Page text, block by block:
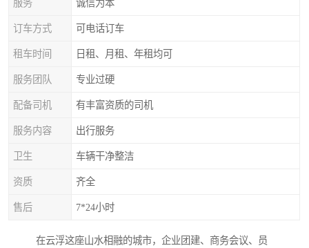
服务 诚信为本
订车方式 可电话订车
租车时间 日租、月租、年租均可
服务团队 专业过硬
配备司机 有丰富资质的司机
服务内容 出行服务
卫生 车辆干净整洁
资质 齐全
售后 7*24小时
在云浮这座山水相融的城市，企业团建、商务会议、员